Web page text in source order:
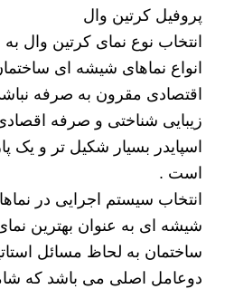
پروفیل کرتین وال
انتخاب نوع نمای کرتین وال
انواع نماهای شیشه ای
اقتصادی مقرون به صرفه
زیبایی شناختی و صرفه
اسپایدر بسیار شکیل تر و یک
است .
انتخاب سیستم اجرایی در
شیشه ای به عنوان بهترین
ساختمان به لحاظ مسائل
دوعامل اصلی می باشد که